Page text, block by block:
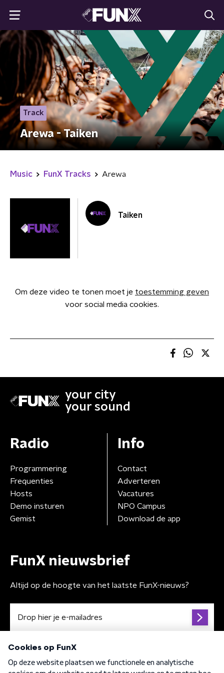
Track
Arewa - Taiken
Music FunX Tracks Arewa
Taiken
Om deze video te tonen moet je toestemming geven
voor social media cookies.
your city
your sound
Radio
Programmering
Frequenties
Hosts
Demo insturen
Gemist
Info
Contact
Adverteren
Vacatures
NPO Campus
Download de app
FunX nieuwsbrief
Altijd op de hoogte van het laatste FunX-nieuws?